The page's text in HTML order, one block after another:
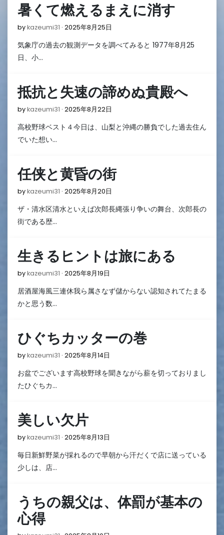
暑くて燃えるまえに消す
bykazeumi31 2025年8月25日
8
気象庁の過去の観測データを調べてみると 1977年8月25
日、小…
抵抗と失速の諦めぬ貴殿へ
bykazeumi31 2025年8月22日
8
高校野球ベスト４今日は、山梨と沖縄の勝負でした過去住ん
でいた想い…
任侠と黄昏の街
bykazeumi31 2025年8月20日
8
ザ・清水区清水といえば次郎長縄張り争いの舞台、次郎長の
街である歴…
生きるヒントは旅にある
bykazeumi31 2025年8月19日
8
居酒屋海風三連休我ら属さなず儲からない認知されてたまる
かと思う数…
ひぐちカッターの巻
bykazeumi31 2025年8月14日
8
お盆でございます高校野球を聞きながら薪を切っておりまし
たひぐちカ…
美しい欠片
bykazeumi31 2025年8月13日
8
毎日新鮮野菜が採れるので早朝から汗だくで店に送っている
少しは、店…
うちの親父は、体罰が基本の
心得